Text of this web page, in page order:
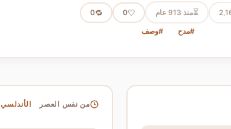
⏳منذ 913 عام 🤍
0
🔁
0
#مدح #وصف
من نفس العصر الأندلسي